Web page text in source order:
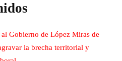
Gobierno de López Miras de
la brecha territorial y